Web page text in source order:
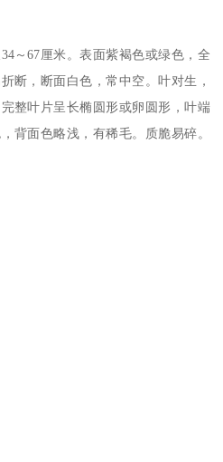
～67厘米。表面紫褐色或绿色，全
断，断面白色，常中空。叶对生，
整叶片呈长椭圆形或卵圆形，叶端
背面色略浅，有稀毛。质脆易碎。